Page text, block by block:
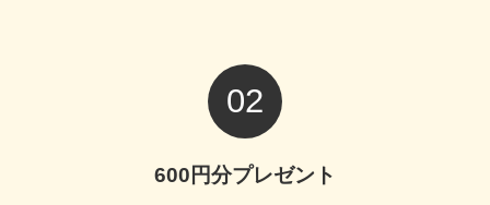
02
600円分プレゼント